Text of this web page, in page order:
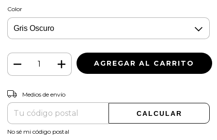
Color
Entregas para el CP:
Medios de envío
CALCULAR
No sé mi código postal